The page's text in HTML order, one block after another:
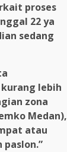
proses
22 ya
sedang
lebih
zona
Medan),
atau